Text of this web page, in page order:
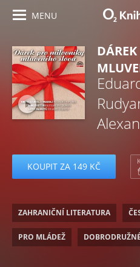
MENU
KOUPIT ZA 149 KČ
ZAHRANIČNÍ LITERATURA
PRO MLÁDEŽ